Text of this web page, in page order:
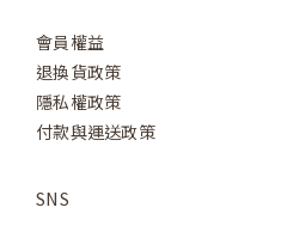
會員權益
退換貨政策
隱私權政策
付款與運送政策
SNS